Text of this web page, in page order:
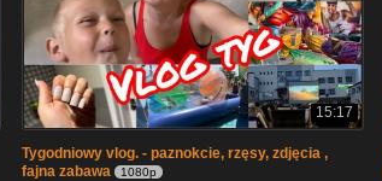
15:17
Tygodniowy vlog. - paznokcie, rzęsy, zdjęcia ,
fajna zabawa
1080p